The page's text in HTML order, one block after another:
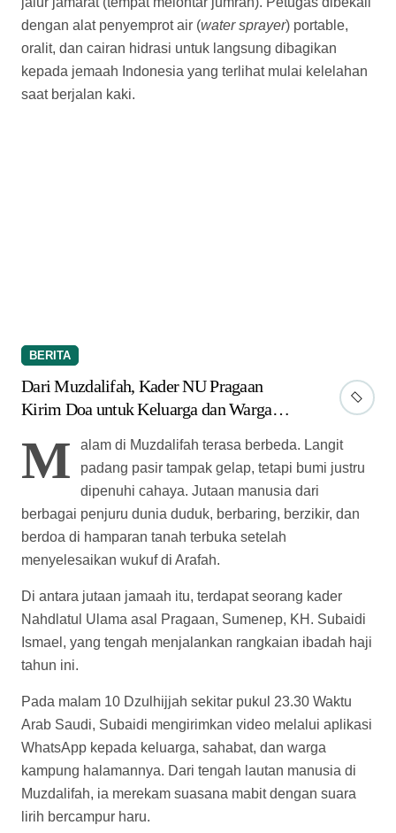
Kirim Doa untuk Keluarga dan Warga
Kampung
M alam di Muzdalifah terasa berbeda. Langit
padang pasir tampak gelap, tetapi bumi justru
dipenuhi cahaya. Jutaan manusia dari
WhatsApp kepada keluarga, sahabat, dan warga
Muzdalifah, ia merekam suasana mabit dengan suara
lirih bercampur haru.
“Subhanallah walhamdulillah, walailahaillallah wallahu
akbar. Jutaan umat manusia dari berbagai penjuru dunia
sudah berkumpul melakukan mabit di Muzdalifah yang
sebentar lagi akan menuju Mina,” tuturnya dalam video
berbagai arah. Tidak ada sekat bahasa, negara, maupun
warna kulit. Semua larut dalam satu panggilan yang
sama sebagai tamu Allah SWT.
bagaimana para jamaah memadati bumi Muzdalifah
setelah menuntaskan wukuf di Arafah. Di tengah
suasana spiritual yang mendalam itu, ia tidak lupa
memanjatkan doa untuk keselamatan seluruh jamaah